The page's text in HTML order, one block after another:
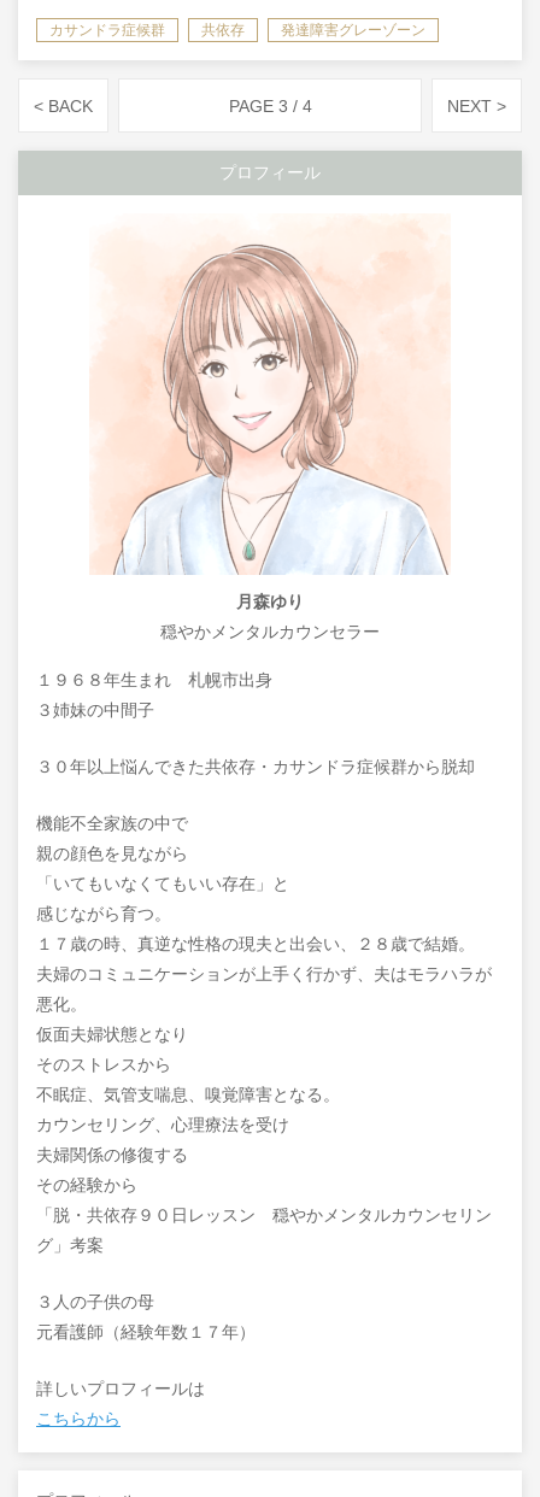
カサンドラ症候群 共依存 発達障害グレーゾーン
< BACK PAGE 3 / 4 NEXT >
プロフィール
月森ゆり
穏やかメンタルカウンセラー
１９６８年生まれ 札幌市出身
３姉妹の中間子
３０年以上悩んできた共依存・カサンドラ症候群から脱却
機能不全家族の中で
親の顔色を見ながら
「いてもいなくてもいい存在」と
感じながら育つ。
１７歳の時、真逆な性格の現夫と出会い、２８歳で結婚。
夫婦のコミュニケーションが上手く行かず、夫はモラハラが
悪化。
仮面夫婦状態となり
そのストレスから
不眠症、気管支喘息、嗅覚障害となる。
カウンセリング、心理療法を受け
夫婦関係の修復する
その経験から
「脱・共依存９０日レッスン 穏やかメンタルカウンセリン
グ」考案
３人の子供の母
元看護師（経験年数１７年）
詳しいプロフィールは
こちらから